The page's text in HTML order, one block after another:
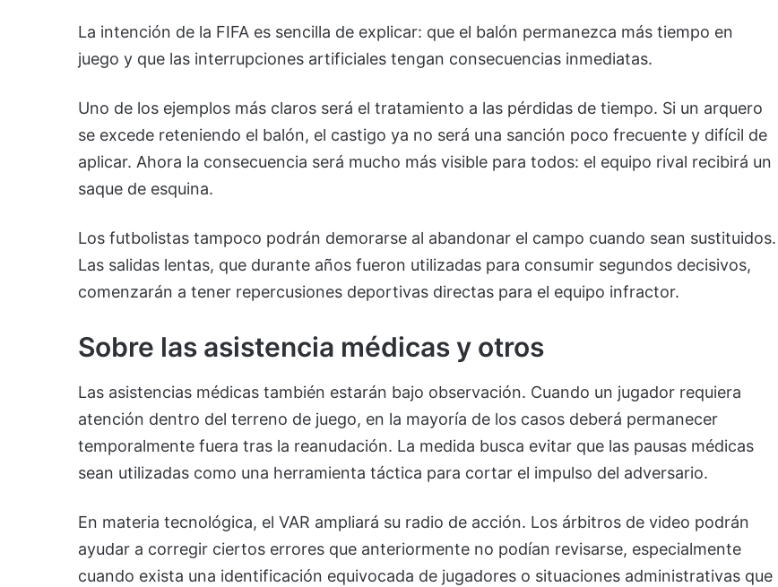
La intención de la FIFA es sencilla de explicar: que el balón permanezca más tiempo en
juego y que las interrupciones artificiales tengan consecuencias inmediatas.
Uno de los ejemplos más claros será el tratamiento a las pérdidas de tiempo. Si un arquero
se excede reteniendo el balón, el castigo ya no será una sanción poco frecuente y difícil de
aplicar. Ahora la consecuencia será mucho más visible para todos: el equipo rival recibirá un
saque de esquina.
Los futbolistas tampoco podrán demorarse al abandonar el campo cuando sean sustituidos.
Las salidas lentas, que durante años fueron utilizadas para consumir segundos decisivos,
comenzarán a tener repercusiones deportivas directas para el equipo infractor.
Sobre las asistencia médicas y otros
Las asistencias médicas también estarán bajo observación. Cuando un jugador requiera
atención dentro del terreno de juego, en la mayoría de los casos deberá permanecer
temporalmente fuera tras la reanudación. La medida busca evitar que las pausas médicas
sean utilizadas como una herramienta táctica para cortar el impulso del adversario.
En materia tecnológica, el VAR ampliará su radio de acción. Los árbitros de video podrán
ayudar a corregir ciertos errores que anteriormente no podían revisarse, especialmente
cuando exista una identificación equivocada de jugadores o situaciones administrativas que